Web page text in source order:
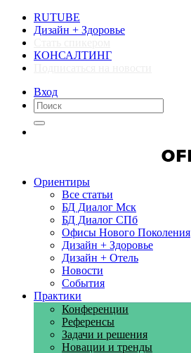
RUTUBE
Дизайн + Здоровье
КОНСАЛТИНГ
Вход
Ориентиры
Все статьи
БД Диалог Мск
БД Диалог СПб
Офисы Нового Поколения
Дизайн + Здоровье
Дизайн + Отель
Новости
События
Практики
Конференции
Референсы
Задачи и решения
Новации и тренды